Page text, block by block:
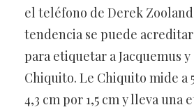
el teléfono de Derek
tendencia se puede
para etiquetar a Jacquemus y
Chiquito. Le Chiquito mide a
4,3 cm por 1,5 cm y lleva una